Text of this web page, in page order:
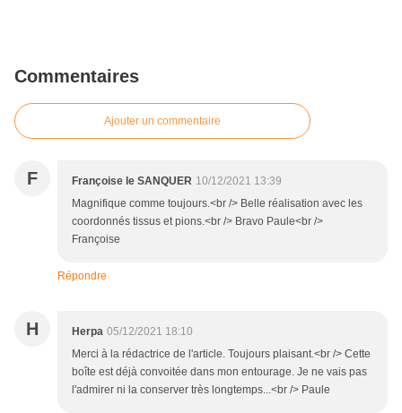
Commentaires
Ajouter un commentaire
F Françoise le SANQUER 10/12/2021 13:39
Magnifique comme toujours.<br /> Belle réalisation avec les
coordonnés tissus et pions.<br /> Bravo Paule<br />
Françoise
Répondre
H Herpa 05/12/2021 18:10
Merci à la rédactrice de l'article. Toujours plaisant.<br /> Cette
boîte est déjà convoitée dans mon entourage. Je ne vais pas
l'admirer ni la conserver très longtemps...<br /> Paule